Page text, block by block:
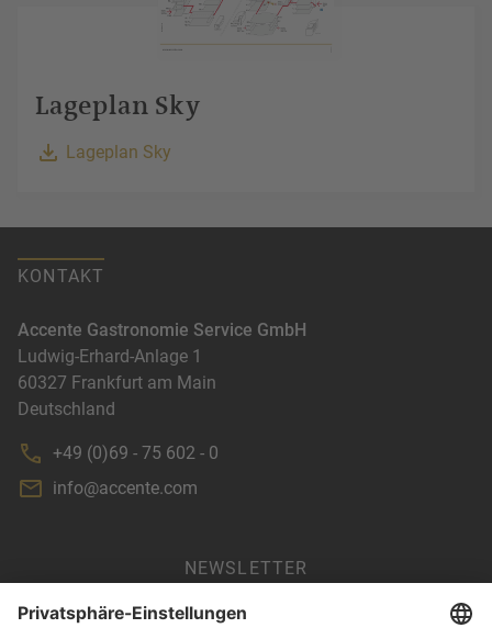
Lageplan Sky
Lageplan Sky
NEWSLETTER
AGB
KONTAKT
Accente Gastronomie Service GmbH
Ludwig-Erhard-Anlage 1
60327 Frankfurt am Main
Deutschland
+49 (0)69 - 75 602 - 0
info@accente.com